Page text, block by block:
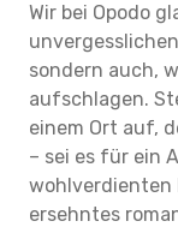
Wir bei Opodo
sondern auch,
aufschlagen.
einem Ort auf,
– sei es für ein
wohlverdienten
ersehntes